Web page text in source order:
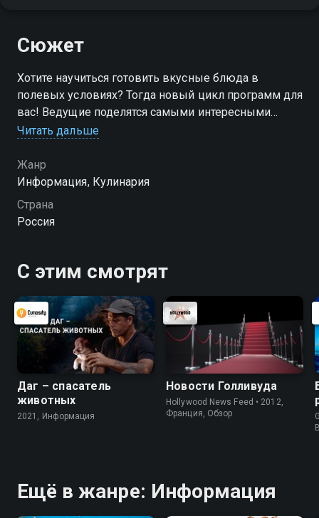
Сюжет
Хотите научиться готовить вкусные блюда в
полевых условиях? Тогда новый цикл программ для
вас! Ведущие поделятся самыми интересными
рецептами и кулинарными секретами
Посмотреть онлайн 1 сезон сериала Высокая кухня с
Касымычем вы можете совершенно бесплатно в
хорошем HD качестве на Смотрёшке
Читать дальше
Жанр
Информация, Кулинария
Страна
Россия
С этим смотрят
Даг – спасатель
животных
2021, Информация
Новости Голливуда
Hollywood News Feed • 2012,
Франция, Обзор
Ещё в жанре: Информация